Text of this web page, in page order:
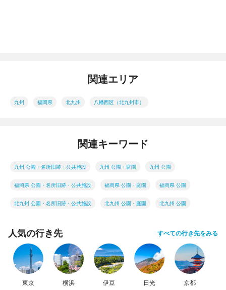
関連エリア
九州 福岡県 北九州 八幡西区（北九州市）
関連キーワード
九州 公園・名所旧跡・公共施設 九州 公園・庭園 九州 公園
福岡県 公園・名所旧跡・公共施設 福岡県 公園・庭園 福岡県 公園
北九州 公園・名所旧跡・公共施設 北九州 公園・庭園 北九州 公園
人気の行き先 すべての行き先をみる
東京 横浜 伊豆 日光 京都